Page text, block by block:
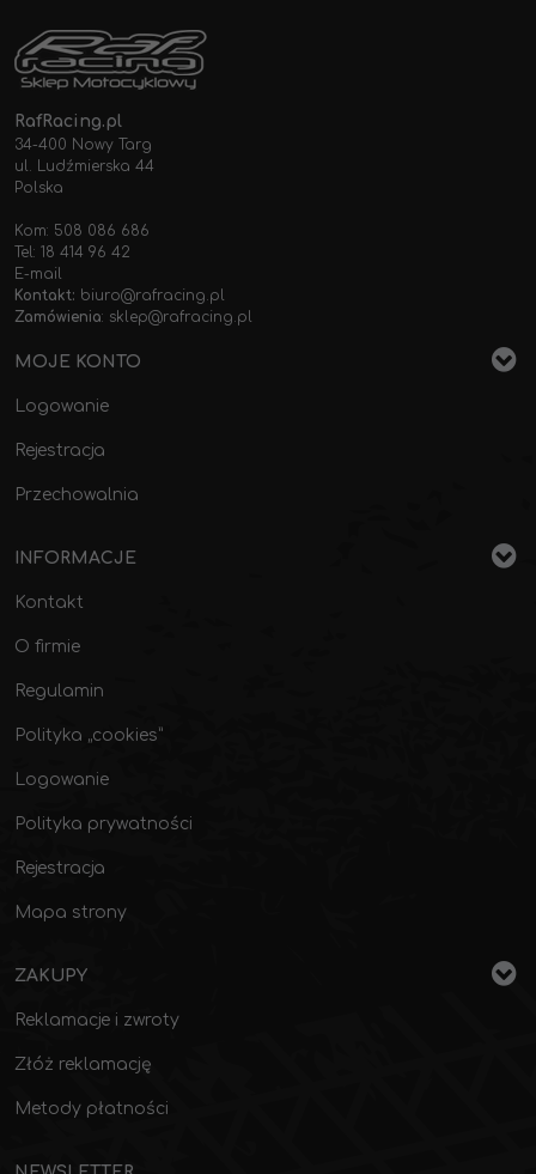
RafRacing.pl
34-400 Nowy Targ
ul. Ludźmierska 44
Polska
Kom: 508 086 686
Tel: 18 414 96 42
E-mail
Kontakt: biuro@rafracing.pl
Zamówienia: sklep@rafracing.pl
MOJE KONTO
Logowanie
Rejestracja
Przechowalnia
INFORMACJE
Kontakt
O firmie
Regulamin
Polityka „cookies”
Logowanie
Polityka prywatności
Rejestracja
Mapa strony
ZAKUPY
Reklamacje i zwroty
Złóż reklamację
Metody płatności